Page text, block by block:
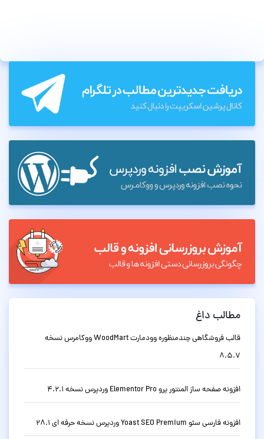
مطالب داغ
قالب فروشگاهی چندمنظوره وودمارت WoodMart ووکامرس نسخه
8.5.7
افزونه صفحه ساز المنتور پرو Elementor Pro وردپرس نسخه 4.2.1
افزونه فارسی سئو Yoast SEO Premium وردپرس نسخه حرفه ای 28.1